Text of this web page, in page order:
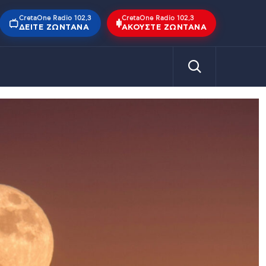
CretaOne Radio 102,3
ΔΕΊΤΕ ΖΩΝΤΑΝΆ
CretaOne Radio 102,3
ΑΚΟΎΣΤΕ ΖΩΝΤΑΝΆ